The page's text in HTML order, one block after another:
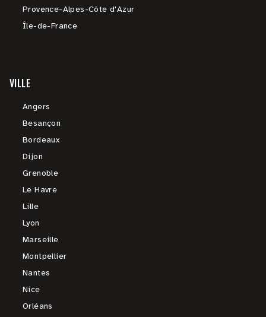
Provence-Alpes-Côte d'Azur
Île-de-France
VILLE
Angers
Besançon
Bordeaux
Dijon
Grenoble
Le Havre
Lille
Lyon
Marseille
Montpellier
Nantes
Nice
Orléans